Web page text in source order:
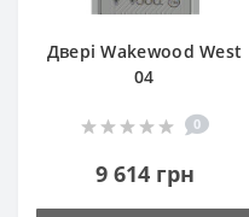
Двері Wakewood West
04
0
9 614 грн